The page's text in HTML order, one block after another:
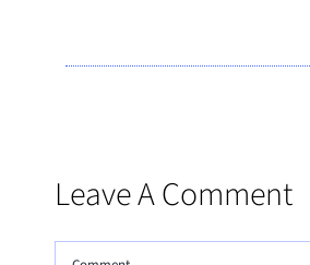
Leave A Comment